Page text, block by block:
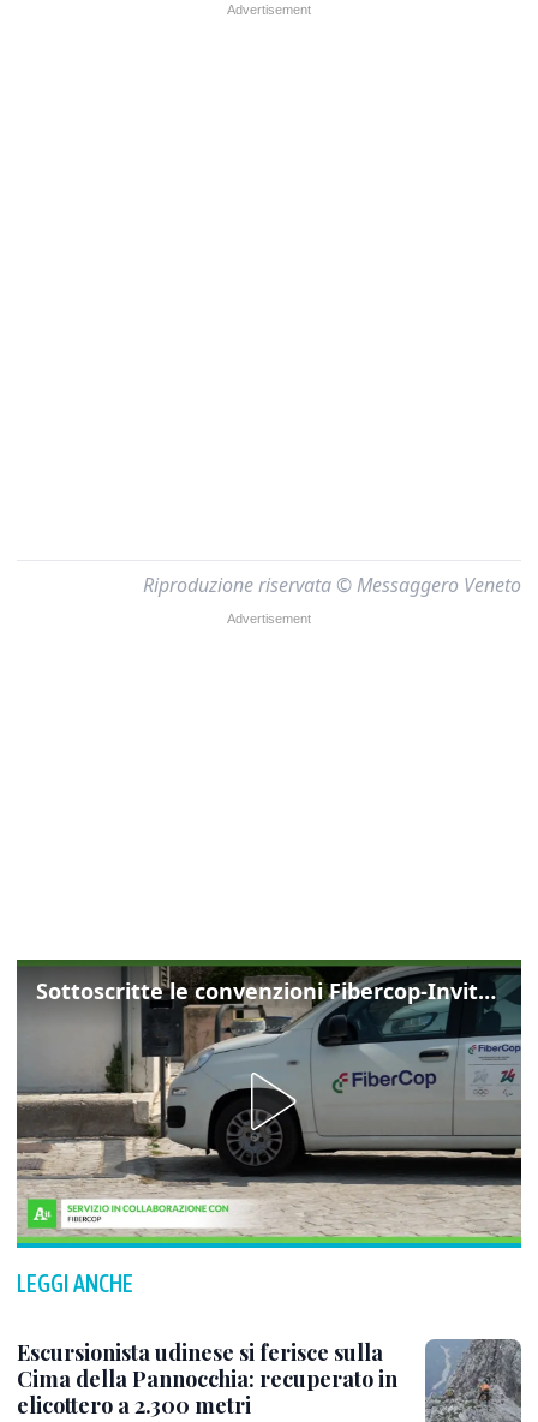
Riproduzione riservata © Messaggero Veneto
Sottoscritte le convenzioni Fibercop-Invitalia, fibra ottica per 477 mila civici
LEGGI ANCHE
Escursionista udinese si ferisce sulla
Cima della Pannocchia: recuperato in
elicottero a 2.300 metri